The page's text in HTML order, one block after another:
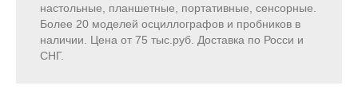
настольные, планшетные, портативные, сенсорные.
Более 20 моделей осциллографов и пробников в
наличии. Цена от 75 тыс.руб. Доставка по Росси и
СНГ.